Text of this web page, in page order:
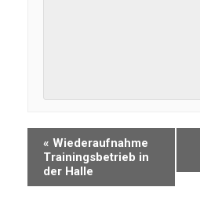
« Wiederaufnahme
Trainingsbetrieb in
der Halle